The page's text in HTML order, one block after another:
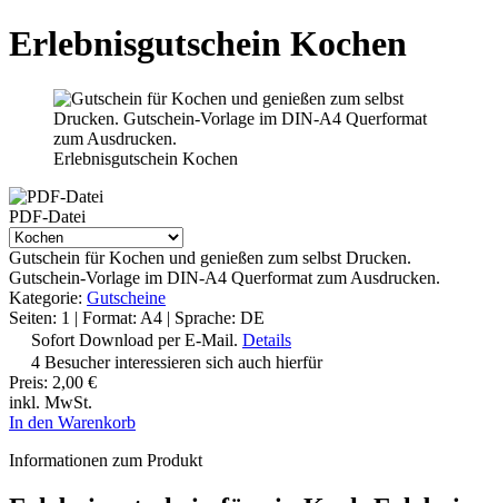
Erlebnisgutschein Kochen
Erlebnisgutschein Kochen
PDF-Datei
Gutschein für Kochen und genießen zum selbst Drucken.
Gutschein-Vorlage im DIN-A4 Querformat zum Ausdrucken.
Kategorie: Gutscheine
Seiten: 1 | Format: A4 | Sprache: DE
Sofort Download per E-Mail. Details
4 Besucher interessieren sich auch hierfür
Preis: 2,00 €
inkl. MwSt.
In den Warenkorb
Informationen zum Produkt